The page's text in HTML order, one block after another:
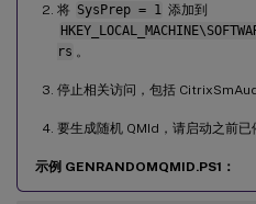
将 SysPrep = 1 添加到
rs 。
停止相关访问，包括
要生成随机 QMId，请启动之前已
示例 GENRANDOMQMID.PS1：